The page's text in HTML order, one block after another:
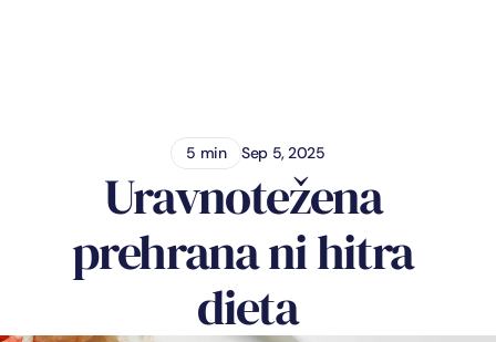
5 min Sep 5, 2025
Uravnotežena
prehrana ni hitra
dieta